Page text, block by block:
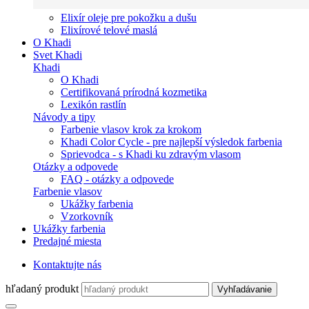
Elixír oleje pre pokožku a dušu
Elixírové telové maslá
O Khadi
Svet Khadi
Khadi
O Khadi
Certifikovaná prírodná kozmetika
Lexikón rastlín
Návody a tipy
Farbenie vlasov krok za krokom
Khadi Color Cycle - pre najlepší výsledok farbenia
Sprievodca - s Khadi ku zdravým vlasom
Otázky a odpovede
FAQ - otázky a odpovede
Farbenie vlasov
Ukážky farbenia
Vzorkovník
Ukážky farbenia
Predajné miesta
Kontaktujte nás
hľadaný produkt Vyhľadávanie